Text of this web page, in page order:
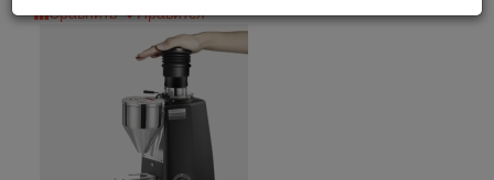
Сравнить Нравится